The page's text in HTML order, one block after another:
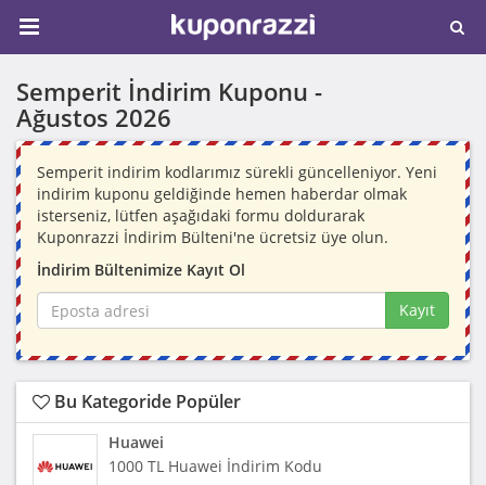
Semperit İndirim Kuponu -
Ağustos 2026
Semperit indirim kodlarımız sürekli güncelleniyor. Yeni
indirim kuponu geldiğinde hemen haberdar olmak
isterseniz, lütfen aşağıdaki formu doldurarak
Kuponrazzi İndirim Bülteni'ne ücretsiz üye olun.
İndirim Bültenimize Kayıt Ol
Kayıt
Bu Kategoride Popüler
Huawei
1000 TL Huawei İndirim Kodu